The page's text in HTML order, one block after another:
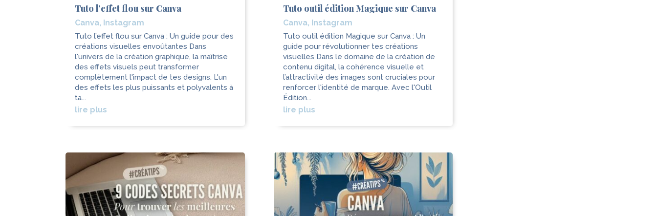
Tuto l’effet flou sur Canva
Canva, Instagram
Tuto l’effet flou sur Canva : Un guide pour des
créations visuelles envoûtantes Dans
l'univers de la création graphique, la maîtrise
des effets visuels peut transformer
complètement l'impact de tes designs. L'un
des effets les plus puissants et polyvalents à
ta...
lire plus
Tuto outil édition Magique sur Canva
Canva, Instagram
Tuto outil édition Magique sur Canva : Un
guide pour révolutionner tes créations
visuelles Dans le domaine de la création de
contenu digital, la cohérence visuelle et
l’attractivité des images sont cruciales pour
renforcer l'identité de marque. Avec l'Outil
Édition...
lire plus